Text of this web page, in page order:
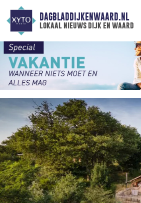
DAGBLADDIJKENWAARD.NL
lokaal nieuws dijk en waard